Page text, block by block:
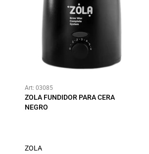
Art: 03085
ZOLA FUNDIDOR PARA CERA
NEGRO
ZOLA